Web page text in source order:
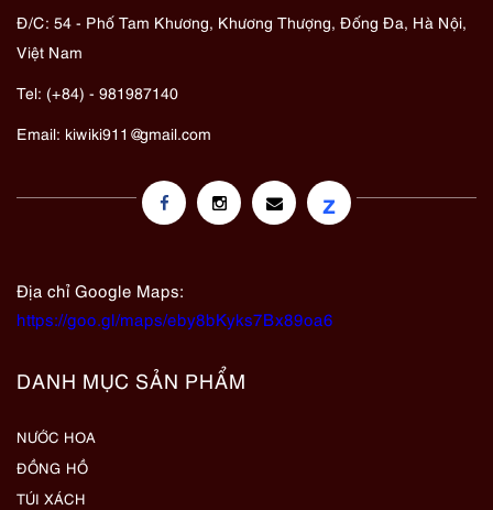
Đ/C: 54 - Phố Tam Khương, Khương Thượng, Đống Đa, Hà Nội,
Việt Nam
Tel: (+84) - 981987140
Email: kiwiki911@gmail.com
z
Địa chỉ Google Maps:
https://goo.gl/maps/eby8bKyks7Bx89oa6
DANH MỤC SẢN PHẨM
NƯỚC HOA
ĐỒNG HỒ
TÚI XÁCH